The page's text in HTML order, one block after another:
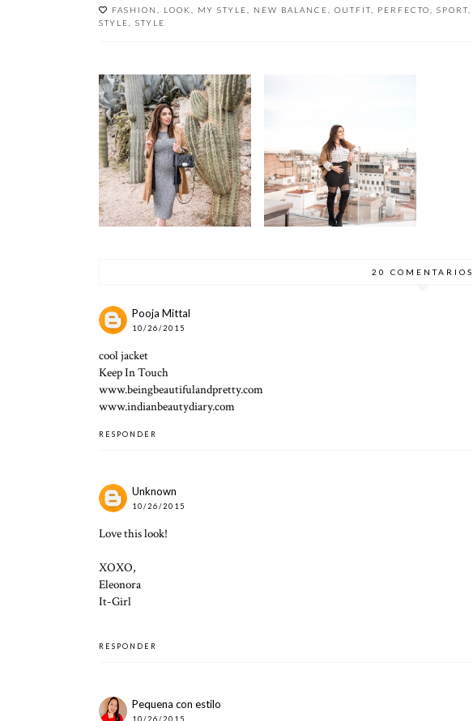
FASHION LOOK MY STYLE NEW BALANCE OUTFIT PERFECTO SPORT
STYLE
STYLE
MI PRENDA
PREFERIDA PARA EL
EMBARAZO
TRUCOS PARA LUCIR
MÁS GUAPA
DURANTE EL
EMBARAZO
20 COMENTARIOS
Pooja Mittal
10/26/2015
cool jacket
Keep In Touch
www.beingbeautifulandpretty.com
www.indianbeautydiary.com
RESPONDER
Unknown
10/26/2015
Love this look!
XOXO,
Eleonora
It-Girl
RESPONDER
Pequena con estilo
10/26/2015